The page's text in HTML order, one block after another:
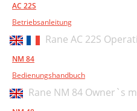
AC 22S
Betriebsanleitung
Rane AC 22S
NM 84
Bedienungshandbuch
Rane NM 84 Owner`s